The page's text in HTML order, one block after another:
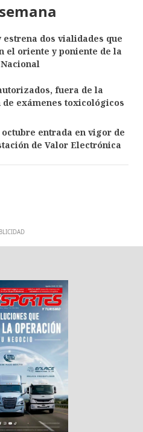
dos vialidades que
el oriente y poniente de la
fuera de la
de exámenes toxicológicos
entrada en vigor de
de Valor Electrónica